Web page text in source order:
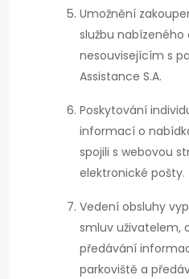
Umožnění
službu
nesouvisejícím s
Assistance S.A.
Poskytování
informací o
spojili s webovou
elektronické pošty.
Vedení obsluhy
smluv uživatelem,
předávání
parkoviště a